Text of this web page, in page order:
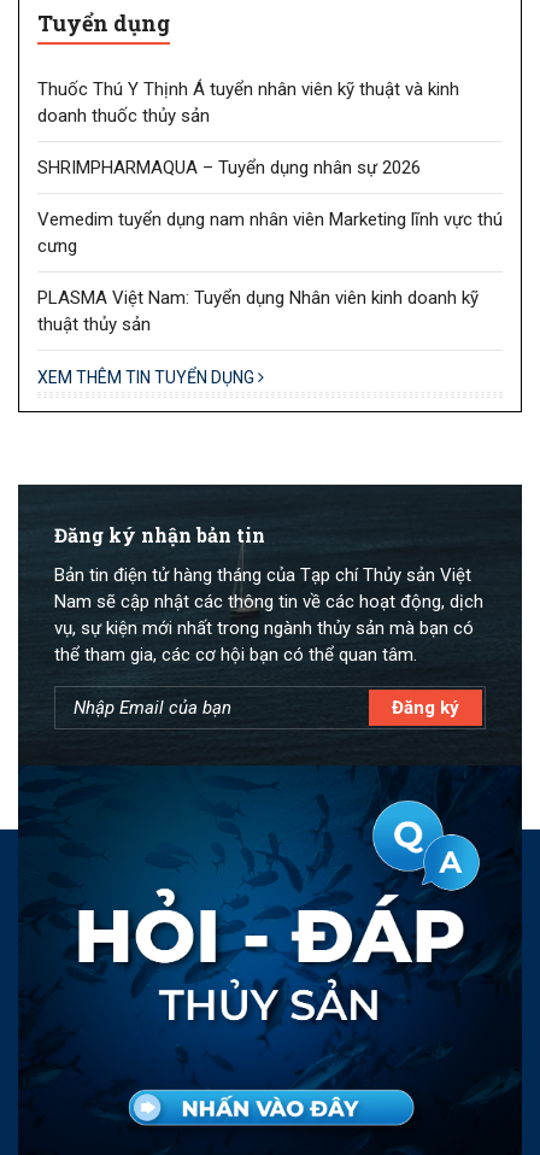
Tuyển dụng
Thuốc Thú Y Thịnh Á tuyển nhân viên kỹ thuật và kinh
doanh thuốc thủy sản
SHRIMPHARMAQUA – Tuyển dụng nhân sự 2026
Vemedim tuyển dụng nam nhân viên Marketing lĩnh vực thú
cưng
PLASMA Việt Nam: Tuyển dụng Nhân viên kinh doanh kỹ
thuật thủy sản
XEM THÊM TIN TUYỂN DỤNG
Đăng ký nhận bản tin
Bản tin điện tử hàng tháng của Tạp chí Thủy sản Việt
Nam sẽ cập nhật các thông tin về các hoạt động, dịch
vụ, sự kiện mới nhất trong ngành thủy sản mà bạn có
thể tham gia, các cơ hội bạn có thể quan tâm.